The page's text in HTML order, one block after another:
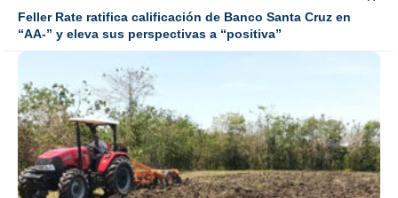
Feller Rate ratifica calificación de Banco Santa Cruz en
“AA-” y eleva sus perspectivas a “positiva”